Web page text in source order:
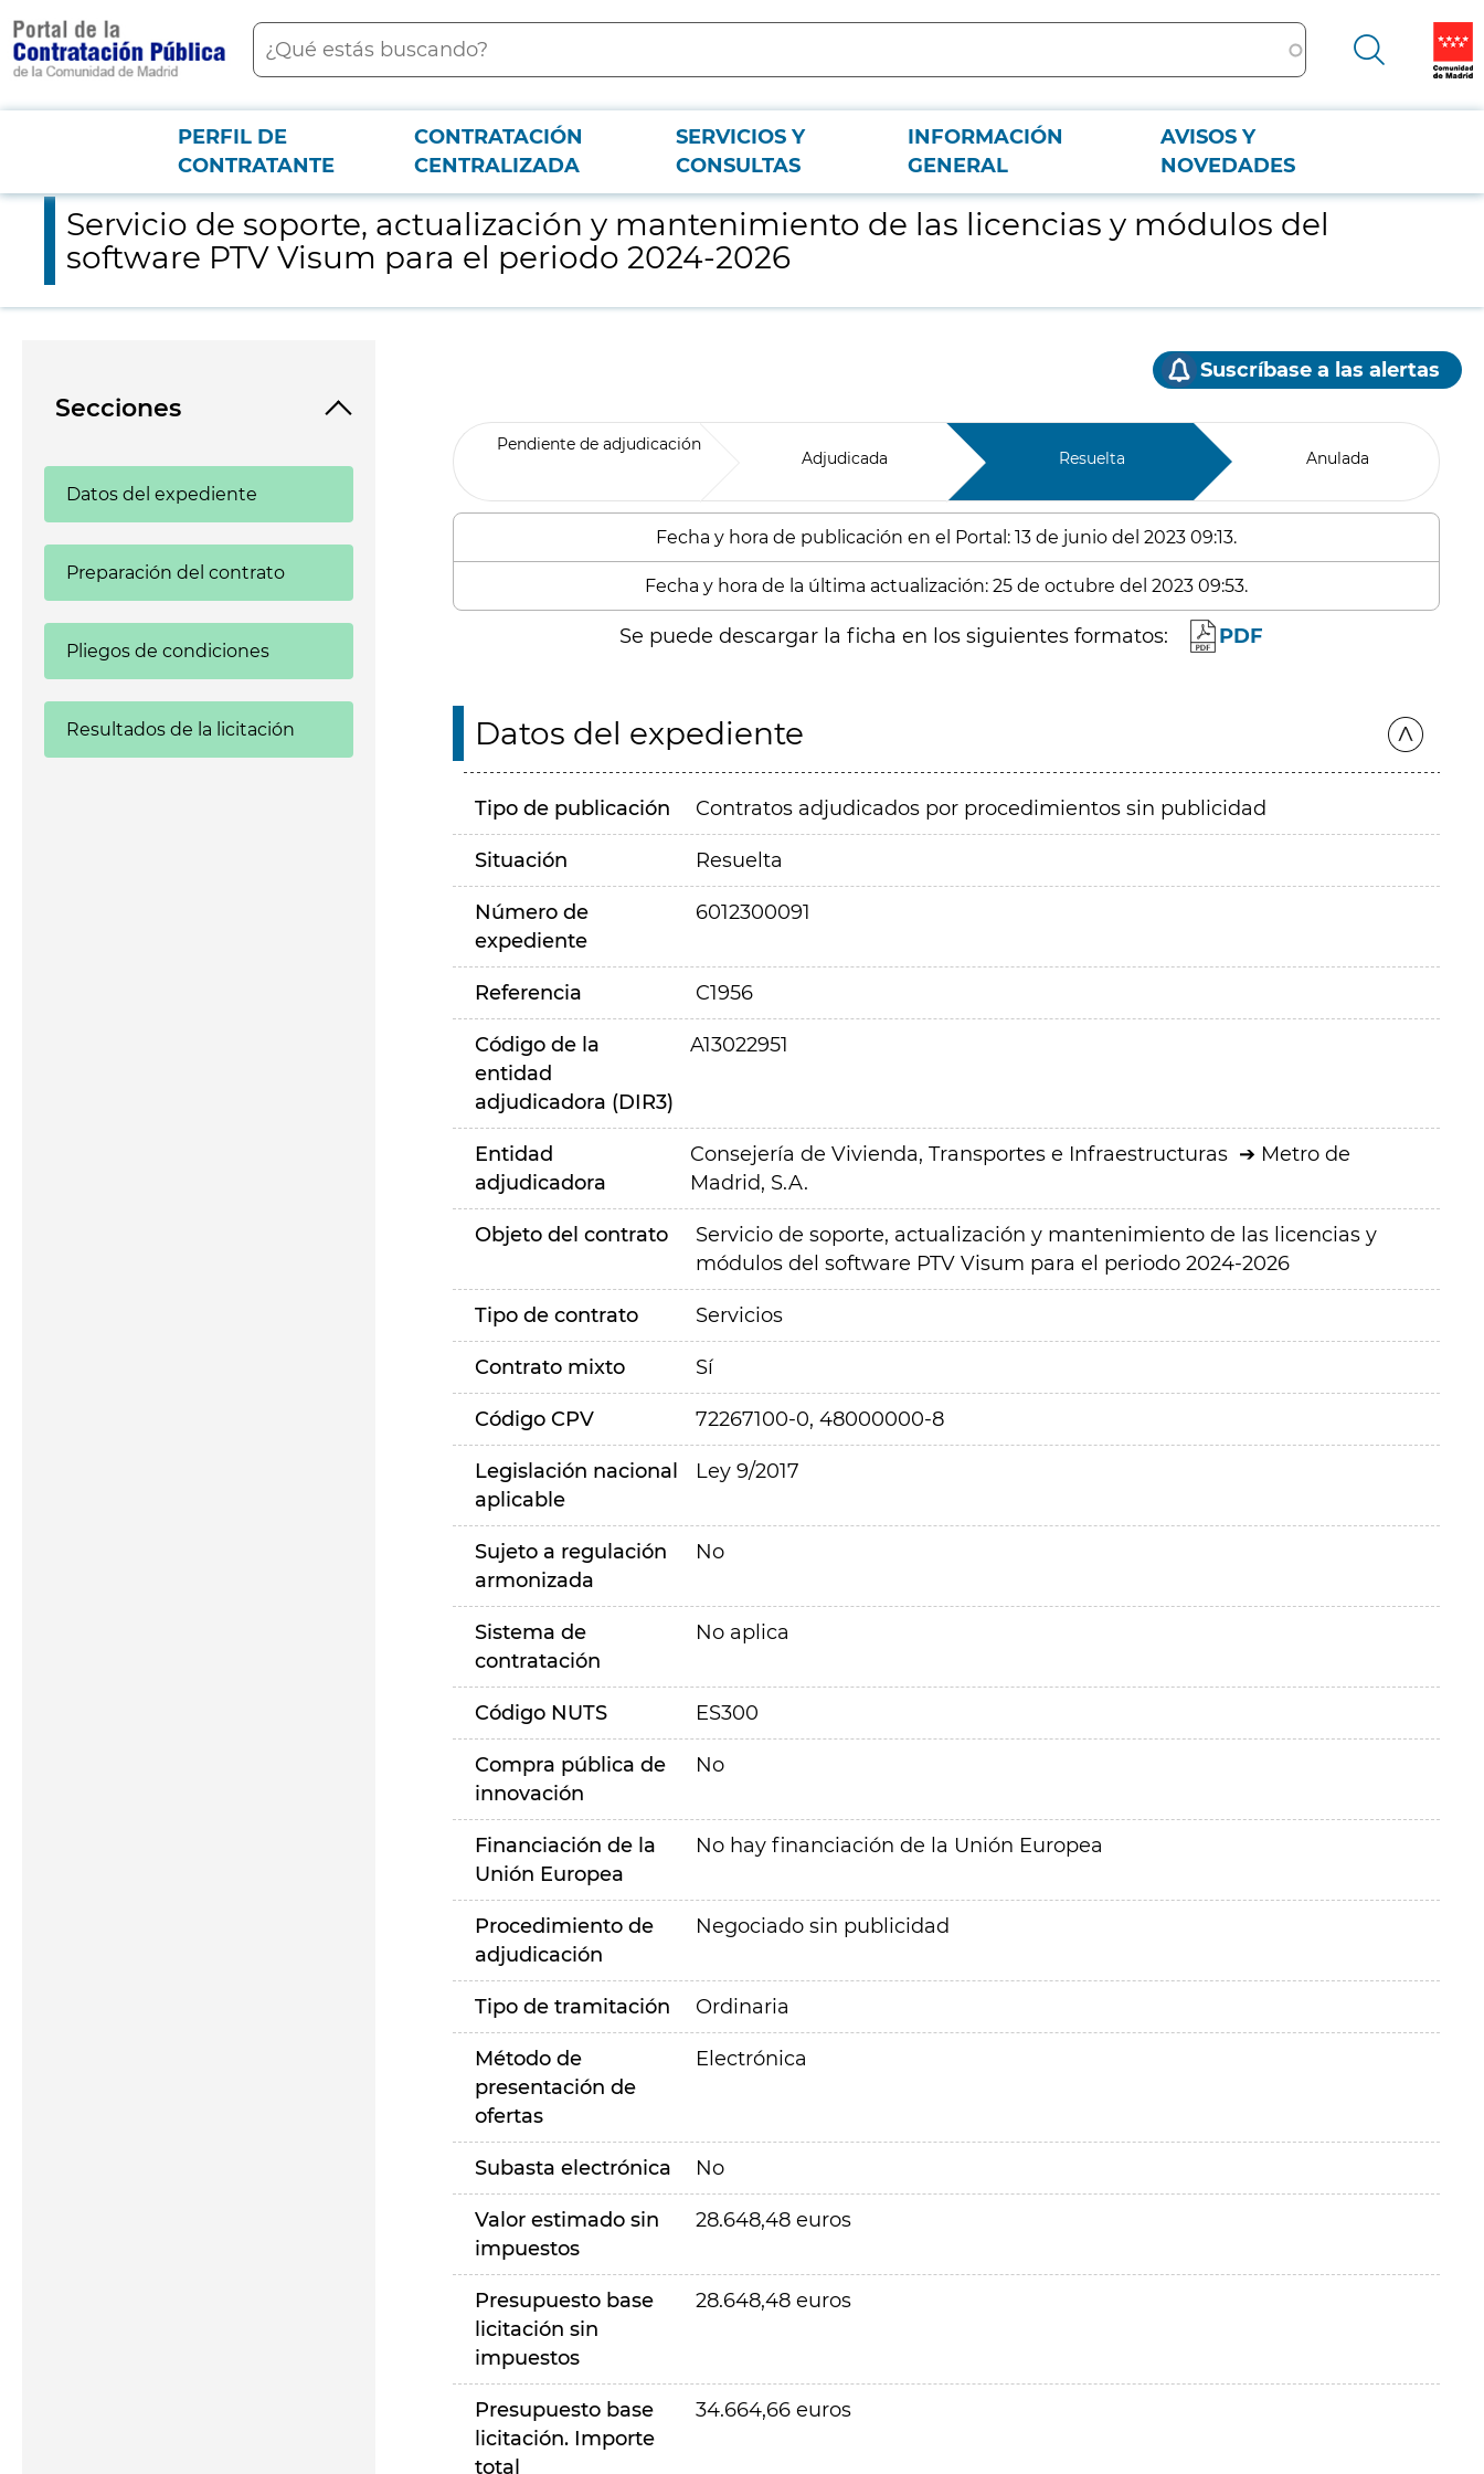
contenido
principal
Buscar
Menú PCON
PERFIL DE
CONTRATANTE
CONTRATACIÓN
CENTRALIZADA
SERVICIOS Y
CONSULTAS
INFORMACIÓN
GENERAL
AVISOS Y
NOVEDADES
Servicio de soporte, actualización y mantenimiento de las licencias y módulos del software PTV Visum para el periodo 2024-2026
Servicio de soporte, actualización y mantenimiento de las licencias y módulos del
software PTV Visum para el periodo 2024-2026
Secciones
Datos del expediente
Preparación del contrato
Pliegos de condiciones
Resultados de la licitación
Suscríbase a las alertas
Pendiente de adjudicación
Adjudicada Resuelta Anulada
Fecha y hora de publicación en el Portal: 13 de junio del 2023 09:13.
Fecha y hora de la última actualización: 25 de octubre del 2023 09:53.
Se puede descargar la ficha en los siguientes formatos: PDF
Datos del expediente
Tipo de publicación Contratos adjudicados por procedimientos sin publicidad
Situación Resuelta
Número de
expediente
6012300091
Referencia C1956
Código de la
entidad
adjudicadora (DIR3)
A13022951
Entidad
adjudicadora
Consejería de Vivienda, Transportes e Infraestructuras
Metro de
Madrid, S.A.
Objeto del contrato
Servicio de soporte, actualización y mantenimiento de las licencias y
módulos del software PTV Visum para el periodo 2024-2026
Tipo de contrato Servicios
Contrato mixto Sí
Código CPV 72267100-0, 48000000-8
Legislación nacional
aplicable
Ley 9/2017
Sujeto a regulación
armonizada
No
Sistema de
contratación
No aplica
Código NUTS ES300
Compra pública de
innovación
No
Financiación de la
Unión Europea
No hay financiación de la Unión Europea
Procedimiento de
adjudicación
Negociado sin publicidad
Tipo de tramitación Ordinaria
Método de
presentación de
ofertas
Electrónica
Subasta electrónica No
Valor estimado sin
impuestos
28.648,48 euros
Presupuesto base
licitación sin
impuestos
28.648,48 euros
Presupuesto base
licitación. Importe
total
34.664,66 euros